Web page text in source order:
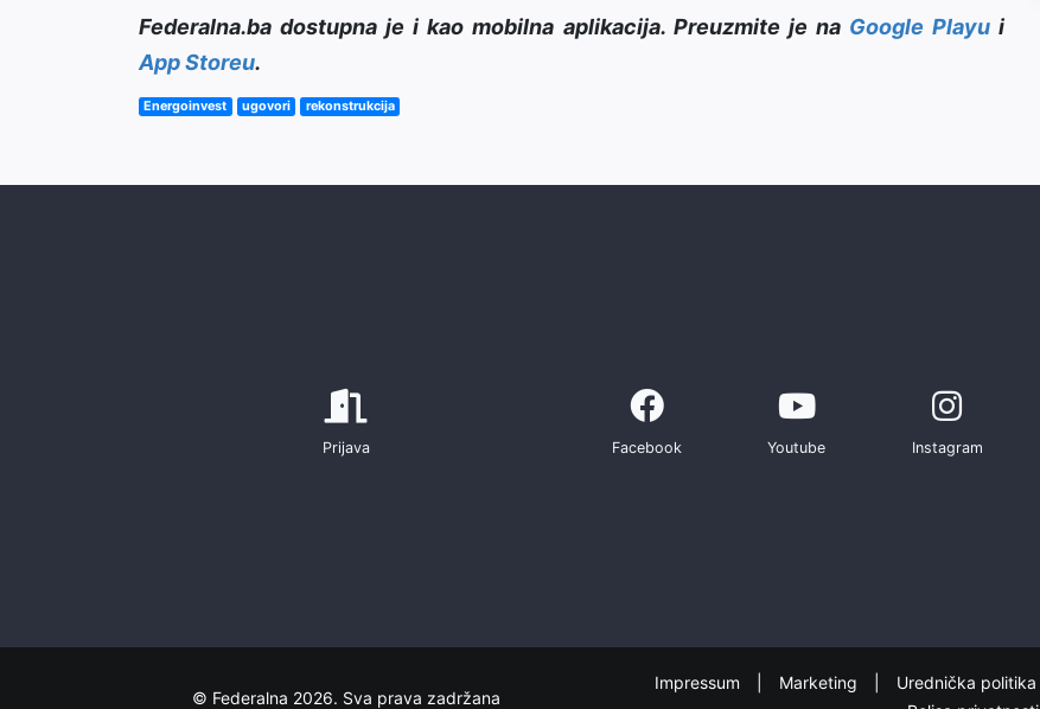
Federalna.ba dostupna je i kao mobilna aplikacija. Preuzmite je na Google Playui
App Storeu.
Energoinvest ugovori rekonstrukcija
Prijava Facebook Youtube Instagram
© Federalna 2026. Sva prava zadržana
Impressum Marketing Urednička politika